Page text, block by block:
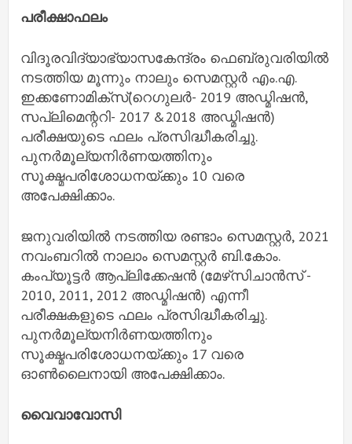
പരീക്ഷാഫലം
വിദൂരവിദ്യാഭ്യാസകേന്ദ്രം ഫെബ്രുവരിയിൽ
നടത്തിയ മൂന്നും നാലും സെമസ്റ്റർ എം.എ.
ഇക്കണോമിക്‌സ്(റെഗുലർ- 2019 അഡ്മിഷൻ,
സപ്ലിമെന്ററി- 2017 &2018 അഡ്മിഷൻ)
പരീക്ഷയുടെ ഫലം പ്രസിദ്ധീകരിച്ചു.
പുനർമൂല്യനിർണയത്തിനും
സൂക്ഷ്മപരിശോധനയ്ക്കും 10 വരെ
അപേക്ഷിക്കാം.
ജനുവരിയിൽ നടത്തിയ രണ്ടാം സെമസ്റ്റർ, 2021
നവംബറിൽ നാലാം സെമസ്റ്റർ ബി.കോം.
കംപ്യൂട്ടർ ആപ്ലിക്കേഷൻ (മേഴ്‌സിചാൻസ് -
2010, 2011, 2012 അഡ്മിഷൻ) എന്നീ
പരീക്ഷകളുടെ ഫലം പ്രസിദ്ധീകരിച്ചു.
പുനർമൂല്യനിർണയത്തിനും
സൂക്ഷ്മപരിശോധനയ്ക്കും 17 വരെ
ഓൺലൈനായി അപേക്ഷിക്കാം.
വൈവാവോസി